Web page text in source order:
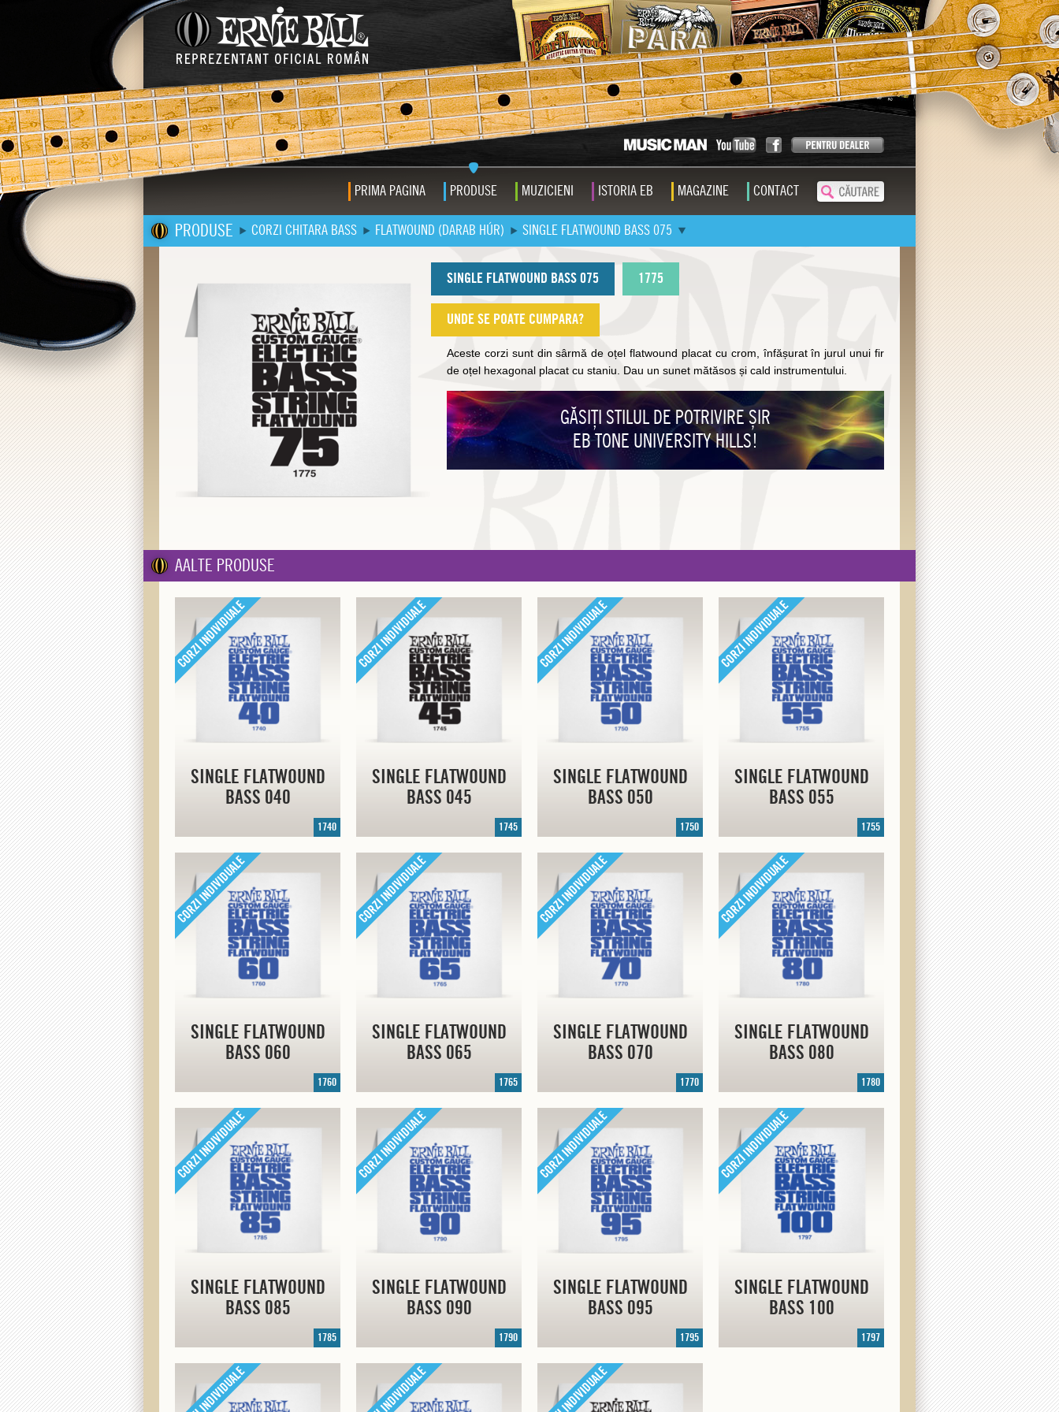
PRIMA PAGINA PRODUSE MUZICIENI ISTORIA EB MAGAZINE CONTACT
PRODUSE CORZI CHITARA BASS FLATWOUND (DARAB HÚR) SINGLE FLATWOUND BASS 075
SINGLE FLATWOUND BASS 075 1775
UNDE SE POATE CUMPARA?
Aceste corzi sunt din sârmă de oțel flatwound placat cu crom, înfășurat în jurul unui fir
de oțel hexagonal placat cu staniu. Dau un sunet mătăsos și cald instrumentului.
GĂSIȚI STILUL DE POTRIVIRE ȘIR
EB TONE UNIVERSITY HILLS!
AALTE PRODUSE
SINGLE FLATWOUND
BASS 040
1740
SINGLE FLATWOUND
BASS 045
1745
SINGLE FLATWOUND
BASS 050
1750
SINGLE FLATWOUND
BASS 055
1755
SINGLE FLATWOUND
BASS 060
1760
SINGLE FLATWOUND
BASS 065
1765
SINGLE FLATWOUND
BASS 070
1770
SINGLE FLATWOUND
BASS 080
1780
SINGLE FLATWOUND
BASS 085
1785
SINGLE FLATWOUND
BASS 090
1790
SINGLE FLATWOUND
BASS 095
1795
SINGLE FLATWOUND
BASS 100
1797